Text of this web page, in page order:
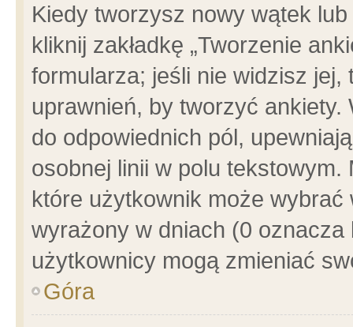
Kiedy tworzysz nowy wątek
kliknij zakładkę „Tworzenie
formularza; jeśli nie widzisz
uprawnień, by tworzyć ankiety.
do odpowiednich pól,
osobnej linii w polu
które użytkownik może
wyrażony w dniach (0
użytkownicy mogą zmieniać
Góra